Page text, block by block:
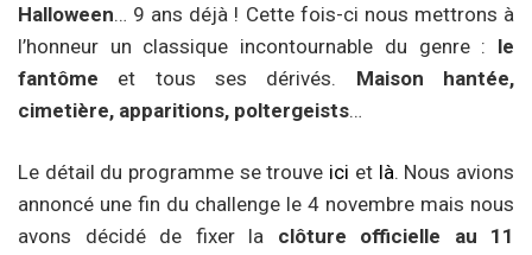
Halloween… 9 ans déjà ! Cette fois-ci nous mettrons à
l’honneur un classique incontournable du genre : le
fantôme et tous ses dérivés. Maison hantée,
cimetière, apparitions, poltergeists…
Le détail du programme se trouve ici et là. Nous avions
annoncé une fin du challenge le 4 novembre mais nous
avons décidé de fixer la clôture officielle au 11